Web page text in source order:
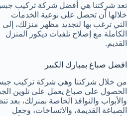
تعد شركتنا هي أفضل شركة تركيب
خلالها أن تحصل على نوعية الخدمات
التي ترغب بها لتجديد مظهر منزلك،
الكاملة مع إصلاح تلفيات ديكور المنزل
القديم.
افضل صباغ بمبارك الكبير
من خلال شركتنا وهي شركة تركيب
الحصول على صباغ يعمل على تلوين
والأبواب والنوافذ الخاصة بمنزلك،
الصباغة القديمة، والاتساخات، وجعل